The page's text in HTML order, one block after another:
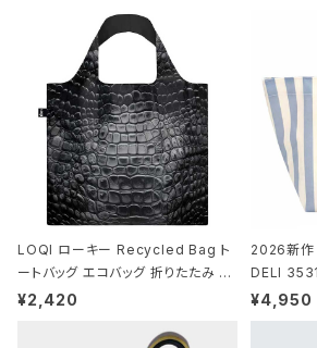
ck ジャン=ミッシェル・バスキア/クラ
ウン ブラック
LOQI ローキー Recycled Bag ト
ートバッグ エコバッグ 折りたたみ 大
きめ 撥水加工 収納ポーチ CROCO
¥2,420
2026新作
DELI 3531
ネート-W
¥4,950